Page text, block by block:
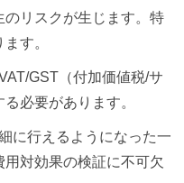
リスクが生じます。特
す。
GST（付加価値税/サ
必要があります。
に行えるようになった一
対効果の検証に不可欠